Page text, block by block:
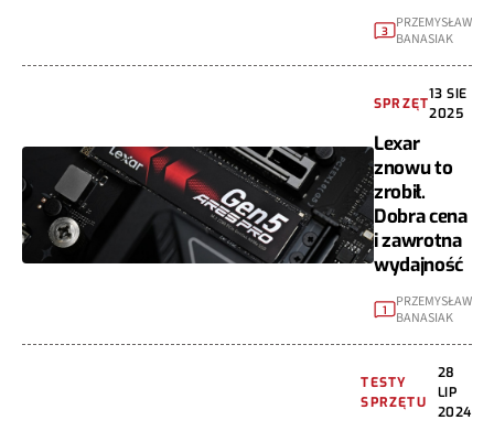
3
PRZEMYSŁAW
BANASIAK
SPRZĘT
13 SIE
2025
Lexar
znowu to
zrobił.
Dobra cena
i zawrotna
wydajność
1
PRZEMYSŁAW
BANASIAK
TESTY
SPRZĘTU
28
LIP
2024